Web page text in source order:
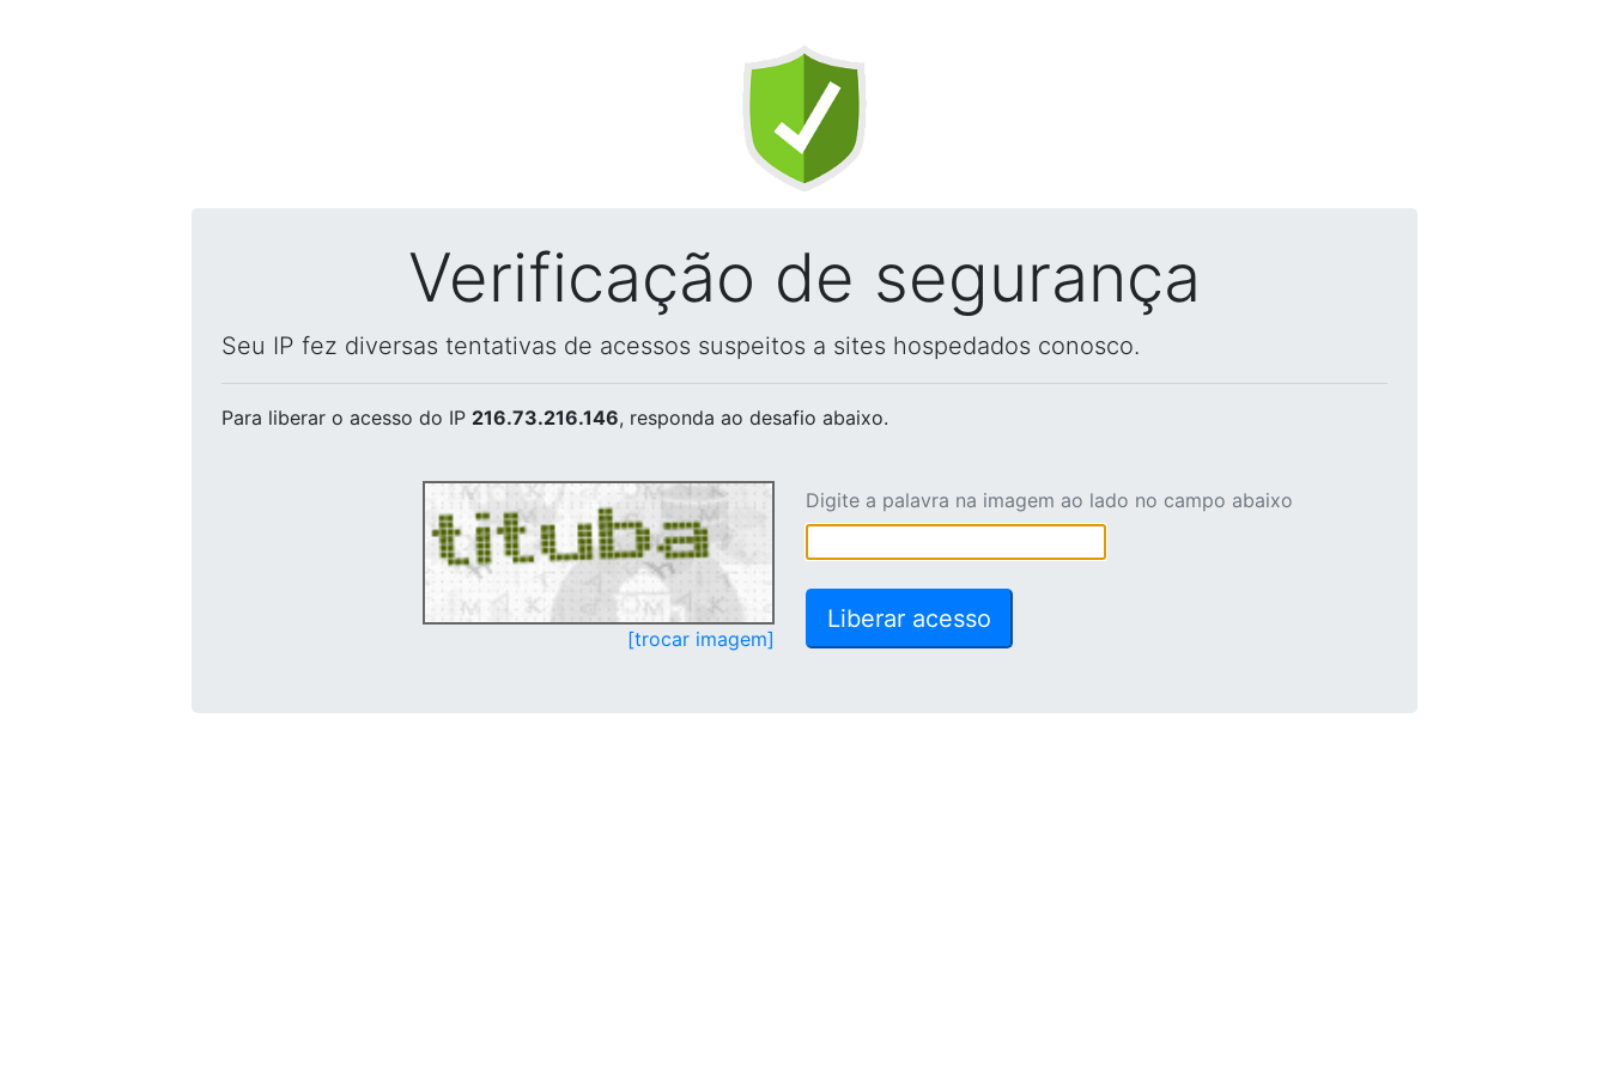
Verificação de segurança
Seu IP fez diversas tentativas de acessos suspeitos a sites hospedados conosco.
Para liberar o acesso do IP 216.73.216.146, responda ao desafio abaixo.
[trocar imagem]
Digite a palavra na imagem ao lado no campo abaixo